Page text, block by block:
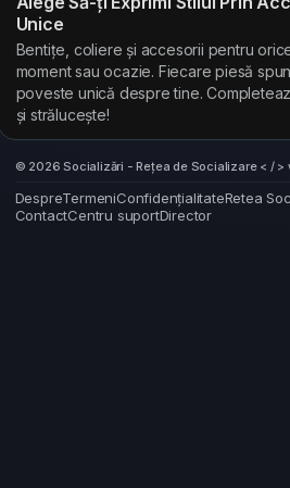
Unice
Bentițe, coliere și accesorii pentru orice
moment sau ocazie. Fiecare piesă
poveste unică despre tine.
și strălucește!
© 2026 Socializări - Rețea de Socializare < / >
DespreTermeniConfidențialitateRetea
ContactCentru suportDirector